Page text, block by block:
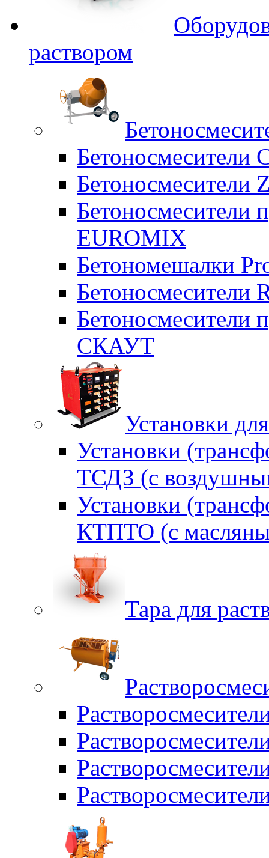
раствором
Бетоносмесители
Бетоносмесители
Бетоносмесители
EUROMIX
Бетономешалки
Бетоносмесители
Бетоносмесители
СКАУТ
Установки
Установки
ТСДЗ (c
Установки
КТПТО (c
Тара для